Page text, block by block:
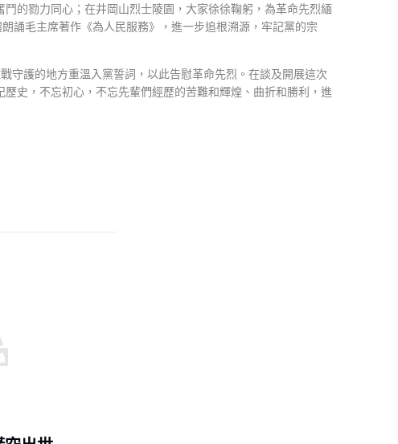
的勠力同心；在井岡山烈士陵園，大家徐徐鞠躬，為革命先烈緬
誦毛主席著作《為人民服務》，進一步追根溯源，牢記黨的宗
護的地方重溫入黨誓詞，以此告慰革命先烈。在談及開展這次
歷史，不忘初心，不忘先輩們經歷的苦難和輝煌、曲折和勝利，進